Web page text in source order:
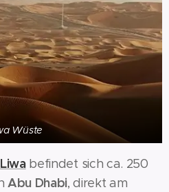
Wüste
befindet sich ca. 250
Abu Dhabi, direkt am